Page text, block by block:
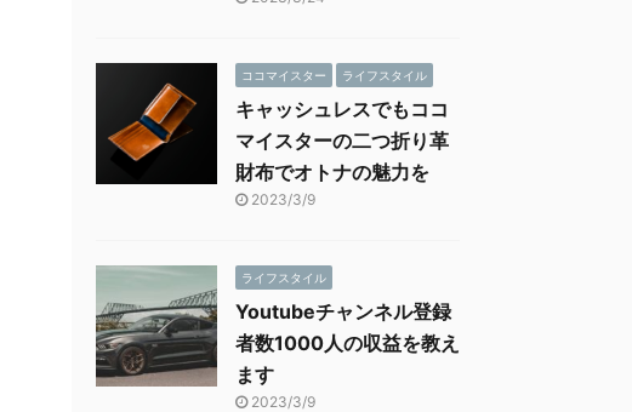
ココマイスター ライフスタイル
キャッシュレスでもココ
マイスターの二つ折り革
財布でオトナの魅力を
2023/3/9
ライフスタイル
Youtubeチャンネル登録
者数1000人の収益を教え
ます
2023/3/9